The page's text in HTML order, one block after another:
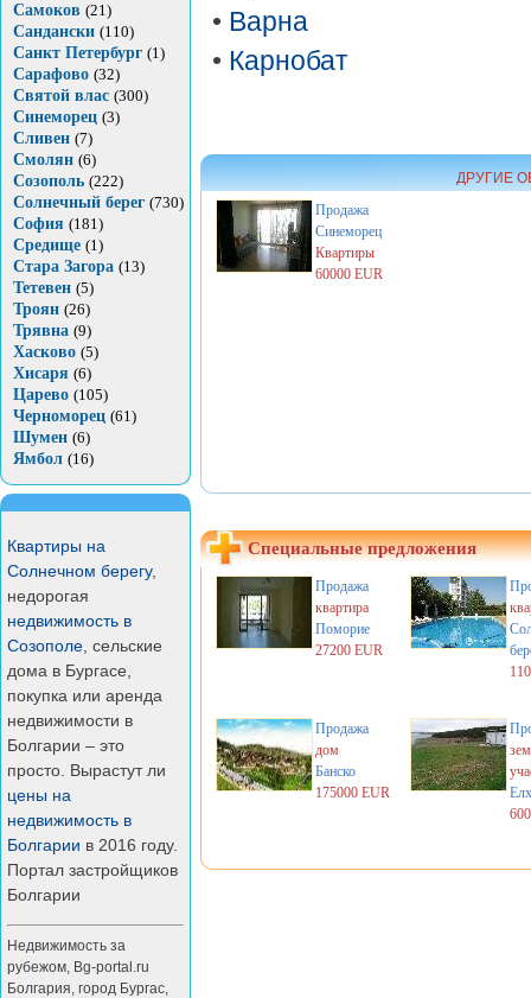
Самоков (21)
Сандански (110)
Санкт Петербург (1)
Сарафово (32)
Святой влас (300)
Синеморец (3)
Сливен (7)
Смолян (6)
Созополь (222)
Солнечный берег (730)
София (181)
Средище (1)
Стара Загора (13)
Тетевен (5)
Троян (26)
Трявна (9)
Хасково (5)
Хисаря (6)
Царево (105)
Черноморец (61)
Шумен (6)
Ямбол (16)
Квартиры на
Солнечном берегу,
недорогая
недвижимость в
Созополе , сельские
дома в Бургасе,
покупка или аренда
недвижимости в
Болгарии – это
просто. Вырастут ли
цены на
недвижимость в
Болгарии в 2016 году.
Портал застройщиков
Болгарии
Недвижимость за
рубежом, Bg-portal.ru
Болгария, город Бургас,
• Варна
• Карнобат
ДРУГИЕ
Продажа
Синеморец
Квартиры
60000 EUR
Специальные предложения
Продажа
квартира
Поморие
27200 EUR
Продажа
дом
Банско
175000 EUR